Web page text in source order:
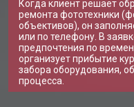
Когда клиент решает
ремонта фототехники
объективов), он
или по телефону. В
предпочтения по
организует прибытие
забора оборудования,
процесса.